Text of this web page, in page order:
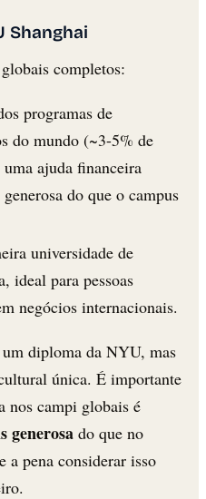
Shanghai
completos:
programas de
do mundo (~3-5% de
ajuda financeira
do que o campus
universidade de
ideal para pessoas
negócios internacionais.
diploma da NYU, mas
única. É importante
nos campi globais é
generosa do que no
a pena considerar isso